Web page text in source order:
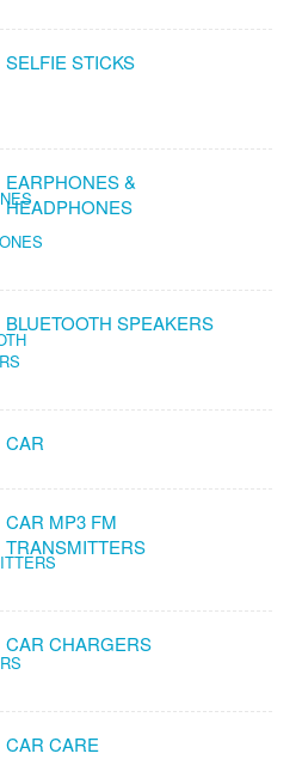
SELFIE STICKS
EARPHONES &
HEADPHONES
BLUETOOTH SPEAKERS
CAR
CAR MP3 FM
TRANSMITTERS
CAR CHARGERS
CAR CARE